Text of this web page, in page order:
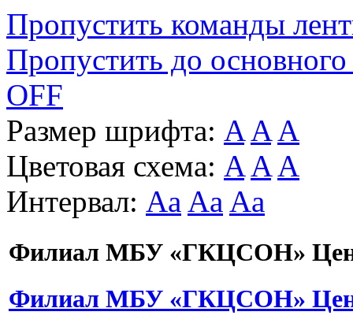
Пропустить команды
Пропустить до основного
OFF
Размер шрифта: A A A
Цветовая схема: A A A
Интервал: Aa Aa Aa
Филиал МБУ «ГКЦСОН»
Филиал МБУ «ГКЦСОН»